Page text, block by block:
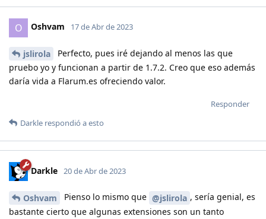
O Oshvam 17 de Abr de 2023
jslirola
Perfecto, pues iré dejando al menos las que
pruebo yo y funcionan a partir de 1.7.2. Creo que eso además
daría vida a Flarum.es ofreciendo valor.
Responder
Darkle respondió a esto
Darkle 20 de Abr de 2023
Oshvam Pienso lo mismo que @jslirola , sería genial, es
bastante cierto que algunas extensiones son un tanto